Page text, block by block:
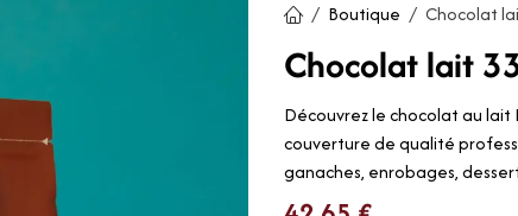
Boutique Chocolat
Chocolat lait
Découvrez le chocolat au lait
couverture de qualité
ganaches, enrobages,